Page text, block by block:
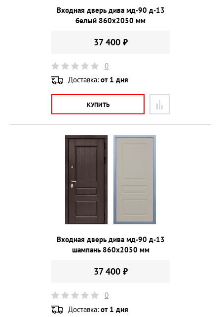
Входная дверь дива мд-90 д-13
белый 860х2050 мм
37 400 ₽
0
Доставка: от 1 дня
КУПИТЬ
Входная дверь дива мд-90 д-13
шампань 860х2050 мм
37 400 ₽
0
Доставка: от 1 дня